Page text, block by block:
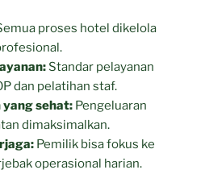
proses hotel dikelola
Standar pelayanan
dan pelatihan staf.
yang sehat: Pengeluaran
dimaksimalkan.
Pemilik bisa fokus ke
operasional harian.